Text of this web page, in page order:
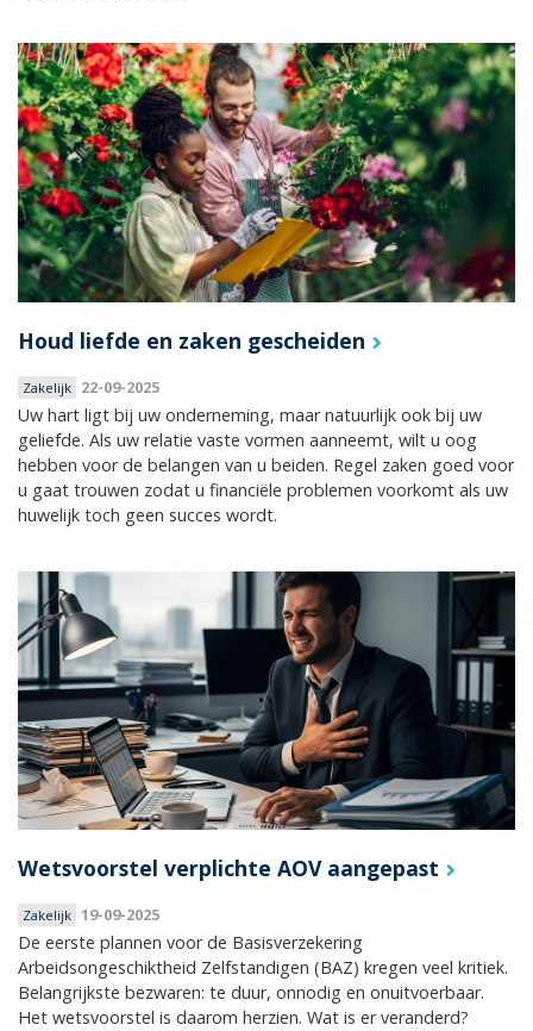
Houd liefde en zaken gescheiden
Zakelijk 22-09-2025
Uw hart ligt bij uw onderneming, maar natuurlijk ook bij uw
geliefde. Als uw relatie vaste vormen aanneemt, wilt u oog
hebben voor de belangen van u beiden. Regel zaken goed voor
u gaat trouwen zodat u financiële problemen voorkomt als uw
huwelijk toch geen succes wordt.
Wetsvoorstel verplichte AOV aangepast
Zakelijk 19-09-2025
De eerste plannen voor de Basisverzekering
Arbeidsongeschiktheid Zelfstandigen (BAZ) kregen veel kritiek.
Belangrijkste bezwaren: te duur, onnodig en onuitvoerbaar.
Het wetsvoorstel is daarom herzien. Wat is er veranderd?